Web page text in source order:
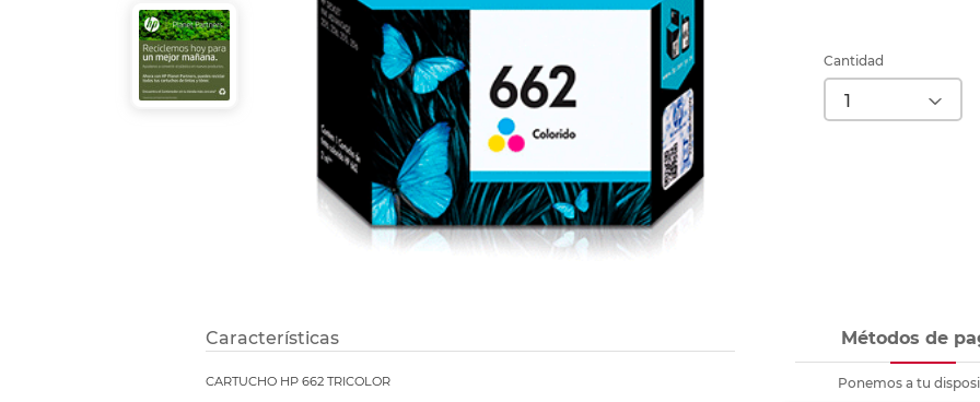
Ver más
Etiquetas inkjet y láser
Refuerzos para carpeta
Ver más
Cantidad
Características
CARTUCHO HP 662 TRICOLOR
Métodos de
Ponemos a tu